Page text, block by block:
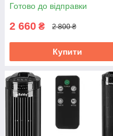
7918)
Готово до відправки
2 660 ₴ 2 800 ₴
Купити